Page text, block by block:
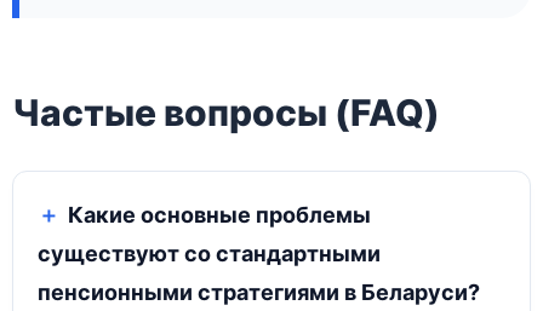
Частые вопросы (FAQ)
Какие основные проблемы
существуют со стандартными
пенсионными стратегиями в Беларуси?